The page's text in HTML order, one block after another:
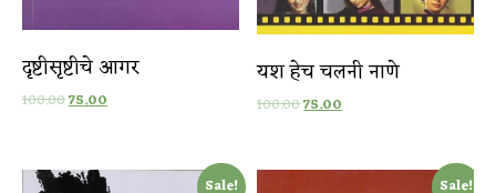
दृष्टीसृष्टीचे आगर
100.0075.00
यश हेच चलनी नाणे
100.0075.00
Sale! Sale!